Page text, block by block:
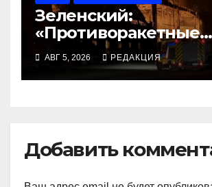
Зеленский:
«Противоракетные
средства могли бы
погибших сегодня»
АВГ 5, 2026 РЕДАКЦИЯ
Добавить